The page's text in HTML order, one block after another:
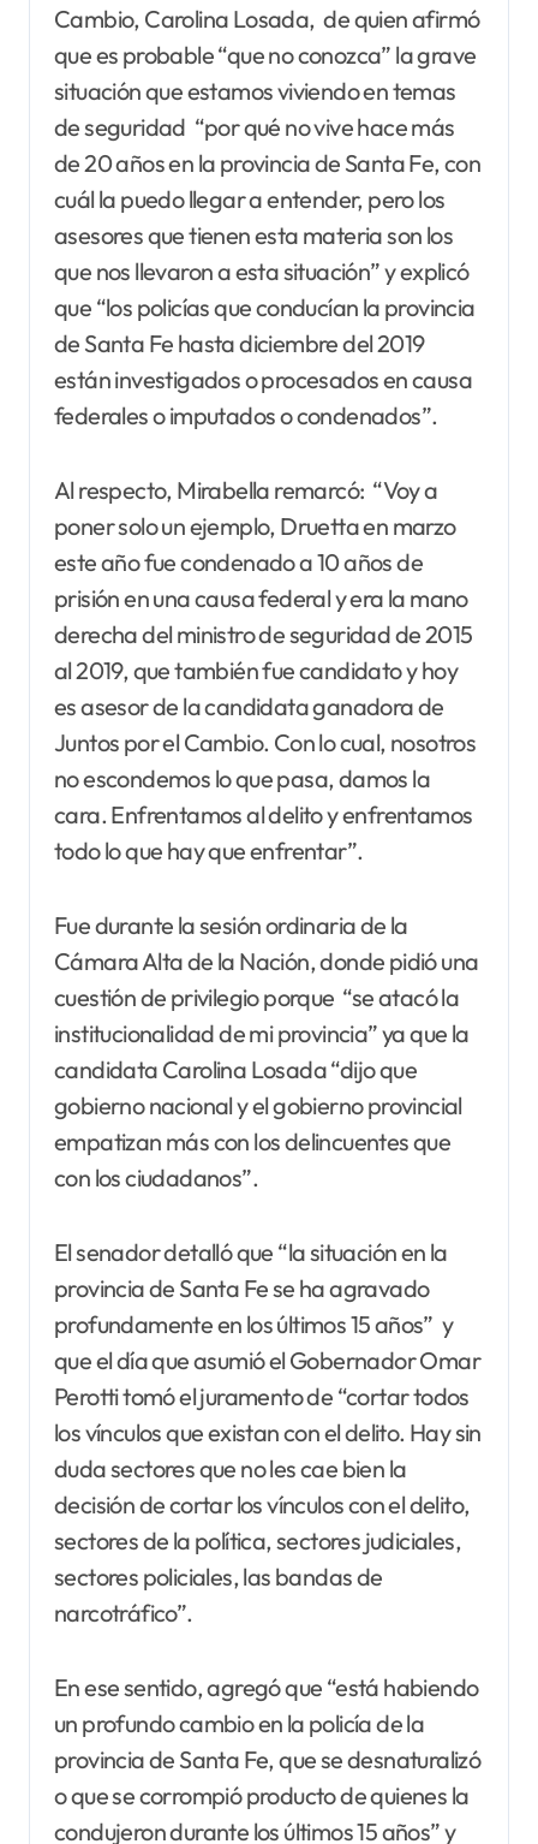
Cambio, Carolina Losada, de quien afirmó
que es probable “que no conozca” la grave
situación que estamos viviendo en temas
de seguridad “por qué no vive hace más
de 20 años en la provincia de Santa Fe, con
cuál la puedo llegar a entender, pero los
asesores que tienen esta materia son los
que nos llevaron a esta situación” y explicó
que “los policías que conducían la provincia
de Santa Fe hasta diciembre del 2019
están investigados o procesados en causa
federales o imputados o condenados”.
Al respecto, Mirabella remarcó: “Voy a
poner solo un ejemplo, Druetta en marzo
este año fue condenado a 10 años de
prisión en una causa federal y era la mano
derecha del ministro de seguridad de 2015
al 2019, que también fue candidato y hoy
es asesor de la candidata ganadora de
Juntos por el Cambio. Con lo cual, nosotros
no escondemos lo que pasa, damos la
cara. Enfrentamos al delito y enfrentamos
todo lo que hay que enfrentar”.
Fue durante la sesión ordinaria de la
Cámara Alta de la Nación, donde pidió una
cuestión de privilegio porque “se atacó la
institucionalidad de mi provincia” ya que la
candidata Carolina Losada “dijo que
gobierno nacional y el gobierno provincial
empatizan más con los delincuentes que
con los ciudadanos”.
El senador detalló que “la situación en la
provincia de Santa Fe se ha agravado
profundamente en los últimos 15 años” y
que el día que asumió el Gobernador Omar
Perotti tomó el juramento de “cortar todos
los vínculos que existan con el delito. Hay sin
duda sectores que no les cae bien la
decisión de cortar los vínculos con el delito,
sectores de la política, sectores judiciales,
sectores policiales, las bandas de
narcotráfico”.
En ese sentido, agregó que “está habiendo
un profundo cambio en la policía de la
provincia de Santa Fe, que se desnaturalizó
o que se corrompió producto de quienes la
condujeron durante los últimos 15 años” y